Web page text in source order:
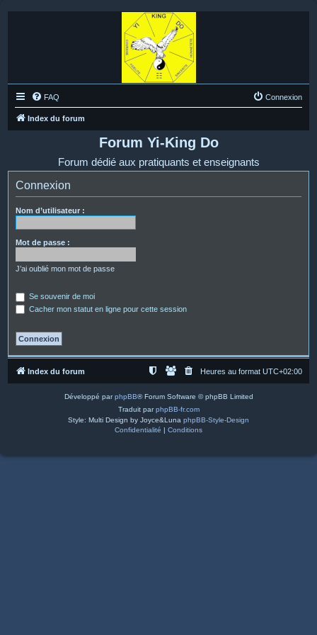
FAQ Connexion
Index du forum
Forum Yi-King Do
Forum dédié aux pratiquants et enseignants
Connexion
Nom d’utilisateur :
Mot de passe :
J’ai oublié mon mot de passe
Se souvenir de moi
Cacher mon statut en ligne pour cette session
Index du forum Heures au format UTC+02:00
Développé parphpBB® Forum Software © phpBB Limited
Traduit parphpBB-fr.com
Style: Multi Design by Joyce&Luna phpBB-Style-Design
Confidentialité | Conditions